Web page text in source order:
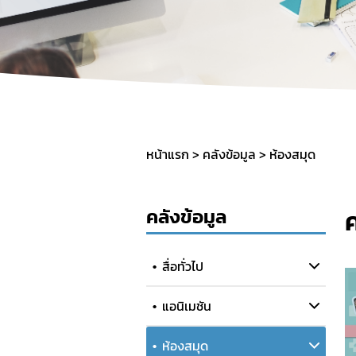
SOP
หน้าแรก คลังข้อมูล ห้องสมุด
คลังข้อมูล
สื่อทั่วไป
แอนิเมชัน
ห้องสมุด